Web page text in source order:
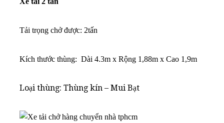
Tải trọng chở được: 2tấn
Kích thước thùng: Dài 4.3m x Rộng 1,88m x Cao 1,9m
Loại thùng: Thùng kín – Mui Bạt